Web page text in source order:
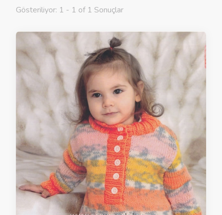
Gösteriliyor: 1 - 1 of 1 Sonuçlar